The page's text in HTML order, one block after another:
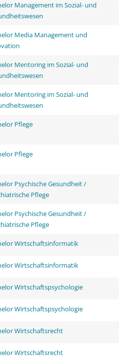
Management im Sozial- und
Media Management und
Mentoring im Sozial- und
Mentoring im Sozial- und
Pflege
Pflege
Psychische Gesundheit /
Pflege
Psychische Gesundheit /
Pflege
Wirtschaftsinformatik
Wirtschaftsinformatik
Wirtschaftspsychologie
Wirtschaftspsychologie
Wirtschaftsrecht
Wirtschaftsrecht